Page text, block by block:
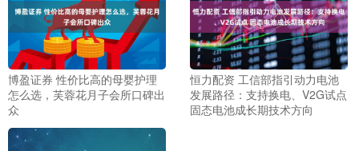
博盈证券 性价比高的母婴护理
怎么选，芙蓉花月子会所口碑出
众
恒力配资 工信部指引动力电池
发展路径：支持换电、V2G试点
固态电池成长期技术方向